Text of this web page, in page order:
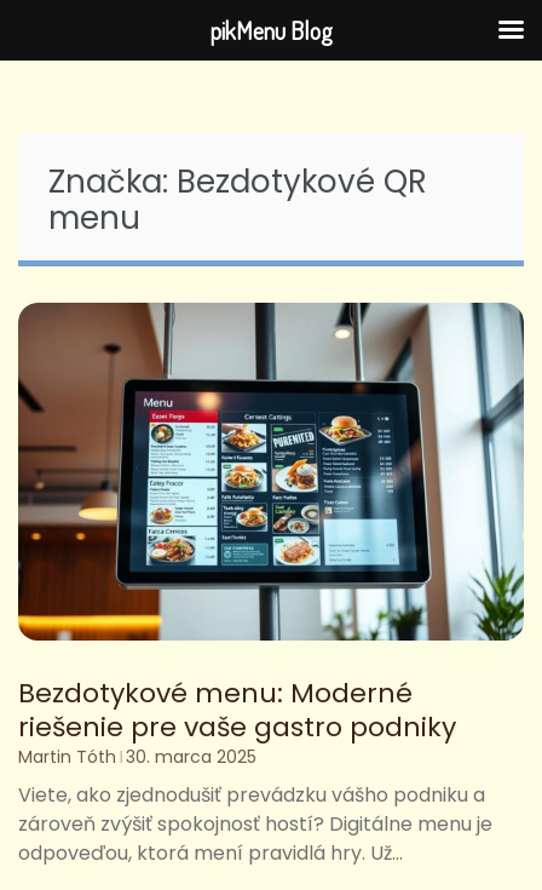
Značka: Bezdotykové QR
menu
Bezdotykové menu: Moderné
riešenie pre vaše gastro podniky
Martin Tóth 30. marca 2025
Viete, ako zjednodušiť prevádzku vášho podniku a
zároveň zvýšiť spokojnosť hostí? Digitálne menu je
odpoveďou, ktorá mení pravidlá hry. Už...
pikMenu Blog